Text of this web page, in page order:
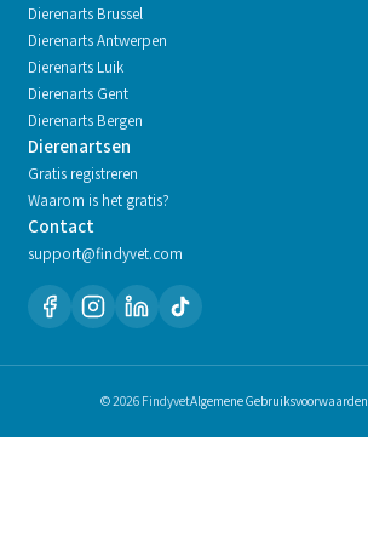
Dierenarts Brussel
Dierenarts Antwerpen
Dierenarts Luik
Dierenarts Gent
Dierenarts Bergen
Dierenartsen
Gratis registreren
Waarom is het gratis?
Contact
support@findyvet.com
© 2026 FindyvetAlgemene Gebruiksvoorwaarden